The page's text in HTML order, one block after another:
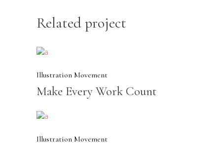
Related project
Illustration Movement
Make Every Work Count
Illustration Movement